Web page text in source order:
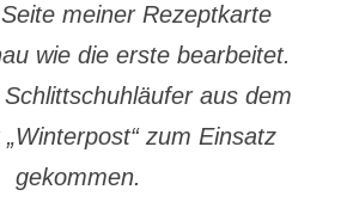
meiner Rezeptkarte
wie die erste bearbeitet.
aus dem
zum Einsatz
gekommen.